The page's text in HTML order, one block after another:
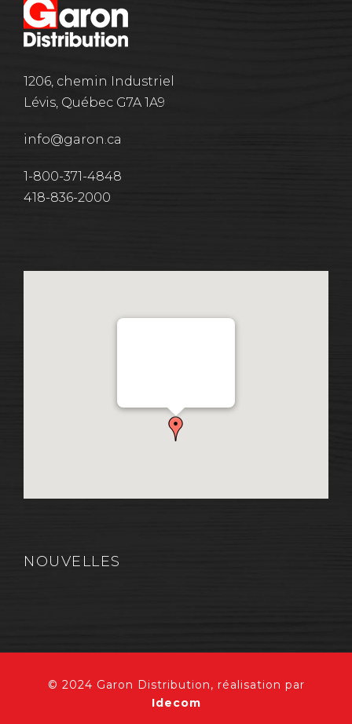
1206, chemin Industriel
Lévis, Québec G7A 1A9
info@garon.ca
1-800-371-4848
418-836-2000
NOUVELLES
© 2024 Garon Distribution, réalisation par
Idecom